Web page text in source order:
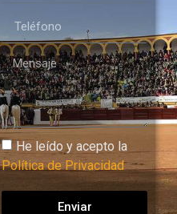
He leído y acepto la
Política de Privacidad
Enviar